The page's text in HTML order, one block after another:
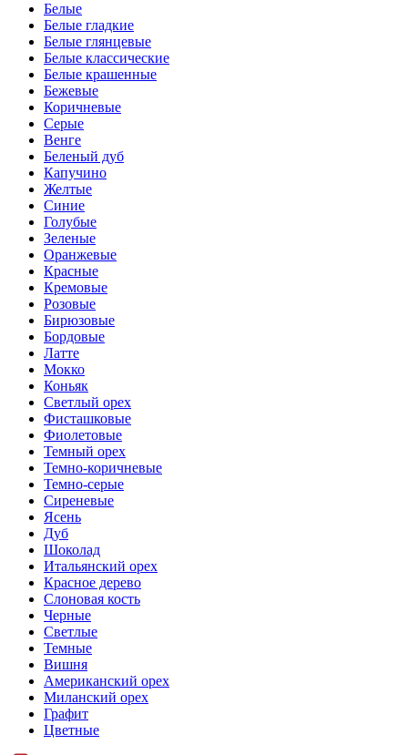
Белые
Белые гладкие
Белые глянцевые
Белые классические
Белые крашенные
Бежевые
Коричневые
Серые
Венге
Беленый дуб
Капучино
Желтые
Синие
Голубые
Зеленые
Оранжевые
Красные
Кремовые
Розовые
Бирюзовые
Бордовые
Латте
Мокко
Коньяк
Светлый орех
Фисташковые
Фиолетовые
Темный орех
Темно-коричневые
Темно-серые
Сиреневые
Ясень
Дуб
Шоколад
Итальянский орех
Красное дерево
Слоновая кость
Черные
Светлые
Темные
Вишня
Американский орех
Миланский орех
Графит
Цветные